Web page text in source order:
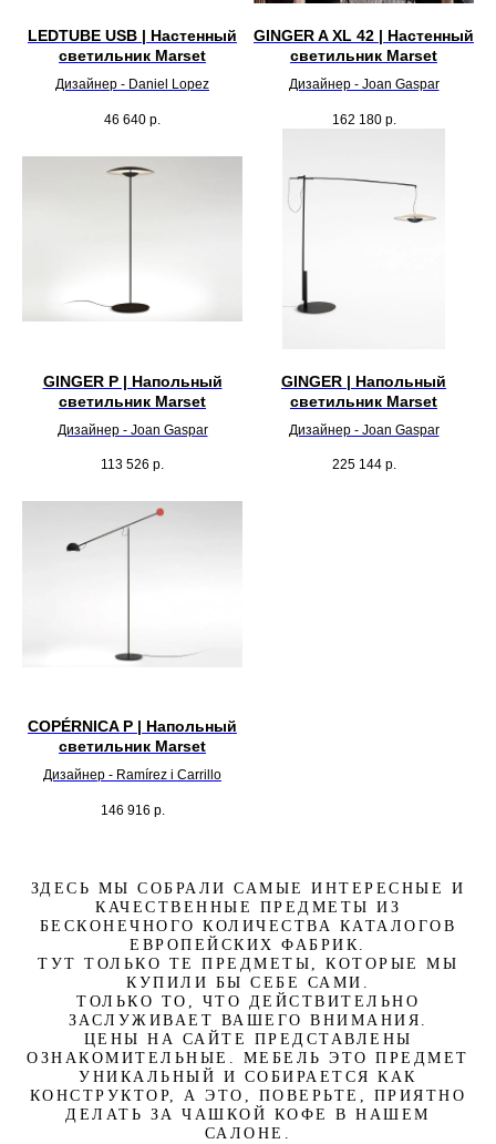
LEDTUBE USB | Настенный
светильник Marset
Дизайнер - Daniel Lopez
46 640 р.
GINGER A XL 42 | Настенный
светильник Marset
Дизайнер - Joan Gaspar
162 180 р.
GINGER P | Напольный
светильник Marset
Дизайнер - Joan Gaspar
113 526 р.
GINGER | Напольный
светильник Marset
Дизайнер - Joan Gaspar
225 144 р.
COPÉRNICA P | Напольный
светильник Marset
Дизайнер - Ramírez i Carrillo
146 916 р.
ЗДЕСЬ МЫ СОБРАЛИ САМЫЕ ИНТЕРЕСНЫЕ И
КАЧЕСТВЕННЫЕ ПРЕДМЕТЫ ИЗ
БЕСКОНЕЧНОГО КОЛИЧЕСТВА КАТАЛОГОВ
ЕВРОПЕЙСКИХ ФАБРИК.
ТУТ ТОЛЬКО ТЕ ПРЕДМЕТЫ, КОТОРЫЕ МЫ
КУПИЛИ БЫ СЕБЕ САМИ.
ТОЛЬКО ТО, ЧТО ДЕЙСТВИТЕЛЬНО
ЗАСЛУЖИВАЕТ ВАШЕГО ВНИМАНИЯ.
ЦЕНЫ НА САЙТЕ ПРЕДСТАВЛЕНЫ
ОЗНАКОМИТЕЛЬНЫЕ. МЕБЕЛЬ ЭТО ПРЕДМЕТ
УНИКАЛЬНЫЙ И СОБИРАЕТСЯ КАК
КОНСТРУКТОР, А ЭТО, ПОВЕРЬТЕ, ПРИЯТНО
ДЕЛАТЬ ЗА ЧАШКОЙ КОФЕ В НАШЕМ
САЛОНЕ.